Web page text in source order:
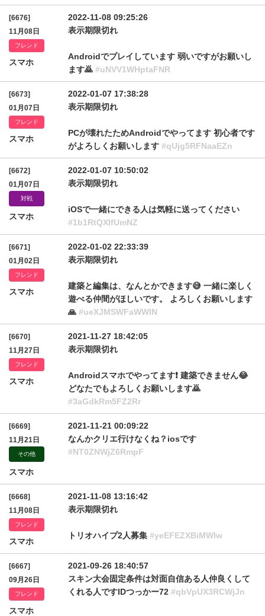
[6676]
11月08日
フレンド
スマホ
2022-11-08 09:25:26
表示期限切れ
Androidでプレイしています 弱いですがお願いし
ます🙇 #uNVV1WHptaFNR
[6673]
01月07日
フレンド
スマホ
2022-01-07 17:38:28
表示期限切れ
PCが壊れたためAndroidでやってます 初心者です
がよろしくお願いします #qUjg5RFNaaEZn
[6672]
01月07日
対戦
スマホ
2022-01-07 10:50:02
表示期限切れ
iOSで一緒にできる人は気軽に送ってください
#1b1RtQXlfUmNZ
[6671]
01月02日
フレンド
スマホ
2022-01-02 22:33:39
表示期限切れ
建築と編集は、なんとかできます😅 一緒に楽しく
遊べる仲間がほしいです。 よろしくお願いします
🙏 #ueXJMSWFaWWlN
[6670]
11月27日
フレンド
スマホ
2021-11-27 18:42:05
表示期限切れ
Androidスマホでやってます❗ 建築できません😂
どなたでもよろしくお願いします🙇
#3aGdkRm5FZ2Rr
[6669]
11月21日
その他
スマホ
2021-11-21 00:09:22
なんかクリエ行けなくね？iosです
#NT0ZNWjZ6RmpF
[6668]
11月08日
フレンド
スマホ
2021-11-08 13:16:42
表示期限切れ
トリオハイプ2人募集 #yeEFEZXBiMWIw
[6667]
09月26日
フレンド
スマホ
2021-09-26 18:40:57
スキン大会固定条件は対面自信ある人仲良くして
くれる人ですIDつっかー72 #qbVpUX3RCWjJn